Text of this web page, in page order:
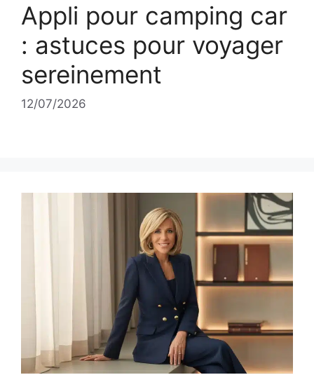
Appli pour camping car
: astuces pour voyager
sereinement
12/07/2026